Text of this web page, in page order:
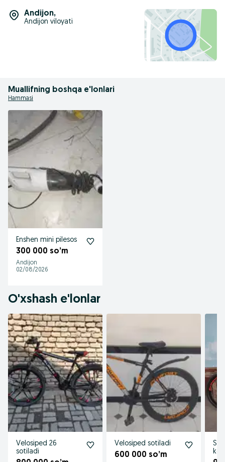
Andijon,
Andijon viloyati
Muallifning boshqa e'lonlari
Hammasi
Enshen mini pilesos
300 000 so’m
Andijon
02/08/2026
O'xshash e'lonlar
Velosiped 26
sotiladi
Velosiped sotiladi
600 000 so’m